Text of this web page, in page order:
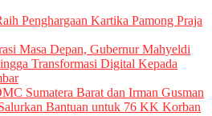
Penghargaan Kartika Pamong Praja
Masa Depan, Gubernur Mahyeldi
Transformasi Digital Kepada
Sumatera Barat dan Irman Gusman
Bantuan untuk 76 KK Korban